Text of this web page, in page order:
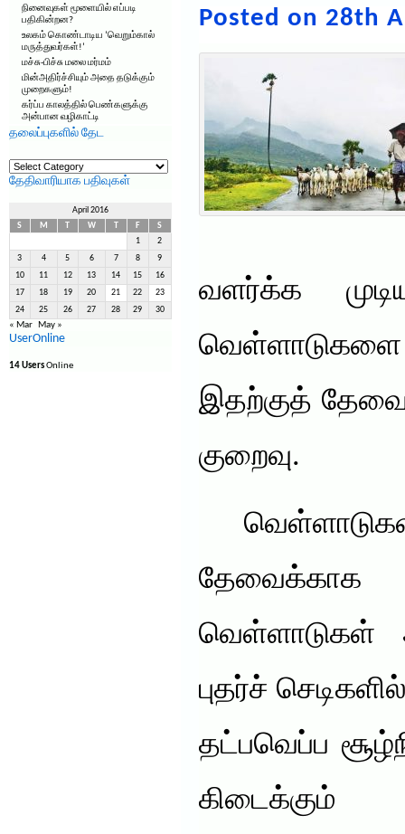
நினைவுகள் மூளையில் எப்படி
பதிகின்றன?
உலகம் கொண்டாடிய ‘வெறும்கால்
மருத்துவர்கள்!’
மச்சு-பிச்சு மலை மர்மம்
மின்அதிர்ச்சியும் அதை தடுக்கும்
முறைகளும்!
கர்ப்ப காலத்தில் பெண்களுக்கு
அன்பான வழிகாட்டி
தலைப்புகளில் தேட
தலைப்புகளில்
தேட
தேதிவாரியாக பதிவுகள்
April 2016
S
M W F
S
1
2
3 4 5 6 7 8 9
10 11 12 13 14 15 16
17 18 19 20 21 22 23
24 25 26 27 28 29 30
« Mar May »
UserOnline
14 UsersOnline
Posted on 28th
வளர்க்க
இதற்குத்
குறைவு.
தேவைக்காக
வெள்ளாடுகள்
புதர்ச்
தட்பவெப்ப
கிடைக்கும்